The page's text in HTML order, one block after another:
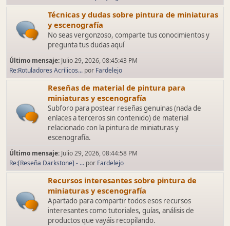
Técnicas y dudas sobre pintura de miniaturas
y escenografía
No seas vergonzoso, comparte tus conocimientos y
pregunta tus dudas aquí
Último mensaje: Julio 29, 2026, 08:45:43 PM
Re:Rotuladores Acrílicos... por Fardelejo
Reseñas de material de pintura para
miniaturas y escenografía
Subforo para postear reseñas genuinas (nada de
enlaces a terceros sin contenido) de material
relacionado con la pintura de miniaturas y
escenografía.
Último mensaje: Julio 29, 2026, 08:44:58 PM
Re:[Reseña Darkstone] - ... por Fardelejo
Recursos interesantes sobre pintura de
miniaturas y escenografía
Apartado para compartir todos esos recursos
interesantes como tutoriales, guías, análisis de
productos que vayáis recopilando.